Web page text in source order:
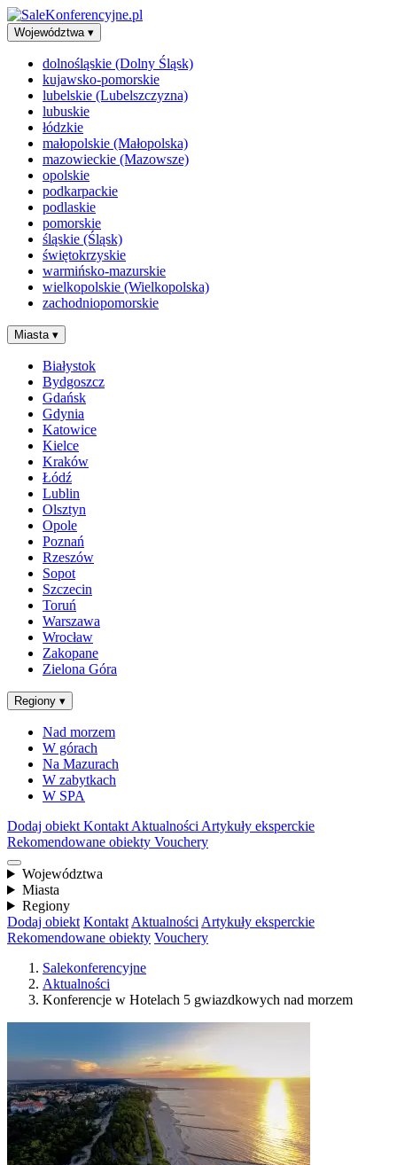
Województwa ▾
dolnośląskie (Dolny Śląsk)
kujawsko-pomorskie
lubelskie (Lubelszczyzna)
lubuskie
łódzkie
małopolskie (Małopolska)
mazowieckie (Mazowsze)
opolskie
podkarpackie
podlaskie
pomorskie
śląskie (Śląsk)
świętokrzyskie
warmińsko-mazurskie
wielkopolskie (Wielkopolska)
zachodniopomorskie
Miasta ▾
Białystok
Bydgoszcz
Gdańsk
Gdynia
Katowice
Kielce
Kraków
Łódź
Lublin
Olsztyn
Opole
Poznań
Rzeszów
Sopot
Szczecin
Toruń
Warszawa
Wrocław
Zakopane
Zielona Góra
Regiony ▾
Nad morzem
W górach
Na Mazurach
W zabytkach
W SPA
Dodaj obiekt Kontakt Aktualności Artykuły eksperckie
Rekomendowane obiekty Vouchery
Województwa
Miasta
Regiony
Dodaj obiekt Kontakt Aktualności Artykuły eksperckie
Rekomendowane obiekty Vouchery
Salekonferencyjne
Aktualności
Konferencje w Hotelach 5 gwiazdkowych nad morzem